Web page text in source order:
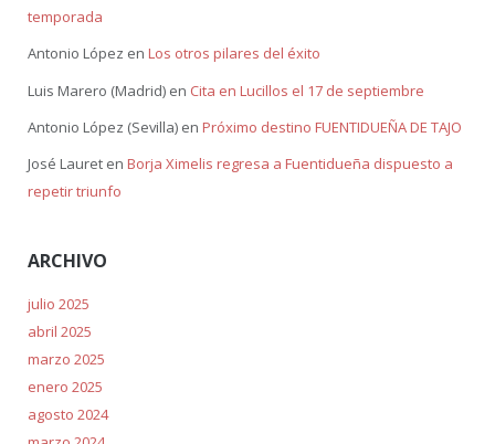
temporada
Antonio López en Los otros pilares del éxito
Luis Marero (Madrid)en Cita en Lucillos el 17 de septiembre
Antonio López (Sevilla)en Próximo destino FUENTIDUEÑA DE TAJO
José Laureten Borja Ximelis regresa a Fuentidueña dispuesto a
repetir triunfo
ARCHIVO
julio 2025
abril 2025
marzo 2025
enero 2025
agosto 2024